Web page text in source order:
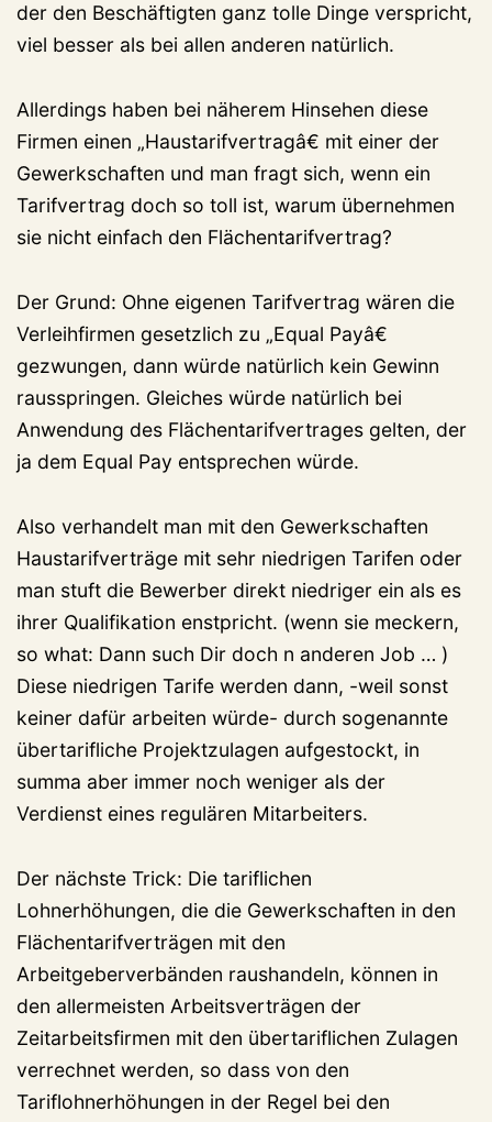
der den Beschäftigten ganz tolle Dinge verspricht,
viel besser als bei allen anderen natürlich.
Allerdings haben bei näherem Hinsehen diese
Firmen einen „Haustarifvertragâ€ mit einer der
Gewerkschaften und man fragt sich, wenn ein
Tarifvertrag doch so toll ist, warum übernehmen
sie nicht einfach den Flächentarifvertrag?
Der Grund: Ohne eigenen Tarifvertrag wären die
Verleihfirmen gesetzlich zu „Equal Payâ€
gezwungen, dann würde natürlich kein Gewinn
rausspringen. Gleiches würde natürlich bei
Anwendung des Flächentarifvertrages gelten, der
ja dem Equal Pay entsprechen würde.
Also verhandelt man mit den Gewerkschaften
Haustarifverträge mit sehr niedrigen Tarifen oder
man stuft die Bewerber direkt niedriger ein als es
ihrer Qualifikation enstpricht. (wenn sie meckern,
so what: Dann such Dir doch n anderen Job … )
Diese niedrigen Tarife werden dann, -weil sonst
keiner dafür arbeiten würde- durch sogenannte
übertarifliche Projektzulagen aufgestockt, in
summa aber immer noch weniger als der
Verdienst eines regulären Mitarbeiters.
Der nächste Trick: Die tariflichen
Lohnerhöhungen, die die Gewerkschaften in den
Flächentarifverträgen mit den
Arbeitgeberverbänden raushandeln, können in
den allermeisten Arbeitsverträgen der
Zeitarbeitsfirmen mit den übertariflichen Zulagen
verrechnet werden, so dass von den
Tariflohnerhöhungen in der Regel bei den